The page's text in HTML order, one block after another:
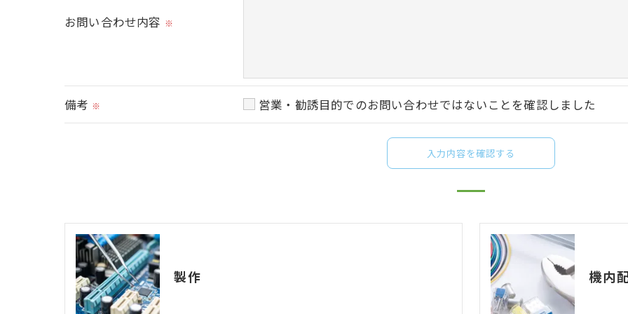
必要な情報を頂けない場合は、それに対応した当社のサービスをご提供できない場合がございますの
＜個人情報の開示･訂正・削除･利用停止の手続について＞
当社では、お客様の個人情報の開示･訂正･削除・利用停止の手続を定めさせて頂いております。
ご本人である事を確認のうえ、対応させて頂きます。
個人情報の開示･訂正･削除・利用停止の具体的手続きにつきましては、お電話でお問合せ下さい。
お問い合わせ内容 ※
備考 ※ 営業・勧誘目的でのお問い合わせではないことを確認しました
製作 機内